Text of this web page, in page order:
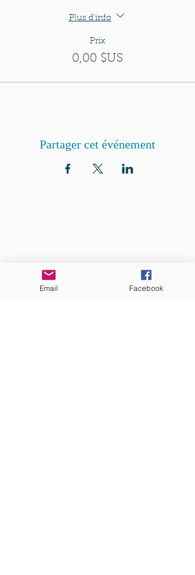
Plus d'info
Prix
0,00 $US
Partager cet événement
francophone autour de Boston
Vous avez une question ? Ecrivez-nous !
Email Facebook